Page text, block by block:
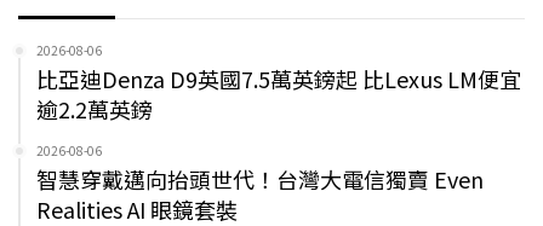
2026-08-06
比亞迪Denza D9英國7.5萬英鎊起 比Lexus LM便宜
逾2.2萬英鎊
2026-08-06
智慧穿戴邁向抬頭世代！台灣大電信獨賣 Even
Realities AI 眼鏡套裝